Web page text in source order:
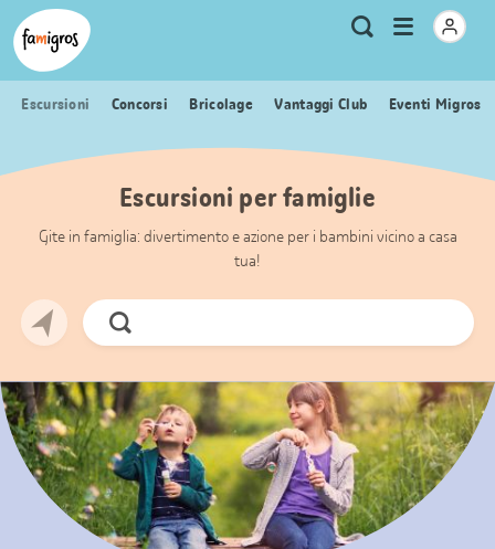
Navigazione
segnalibri
Header
Logo Metanavigazione
Ricerca
Apri
menu
Escursioni Concorsi Bricolage Vantaggi Club Eventi Migros
Escursioni per famiglie
Gite in famiglia: divertimento e azione per i bambini vicino a casa
tua!
Cerca
ora